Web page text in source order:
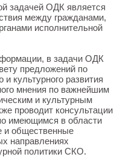
задачей ОДК является
между гражданами,
исполнительной
в задачи ОДК
предложений по
культурного развития
мнения по важнейшим
и культурным
проводит консультации
имеющимся в области
и общественные
направлениях
политики СКО.